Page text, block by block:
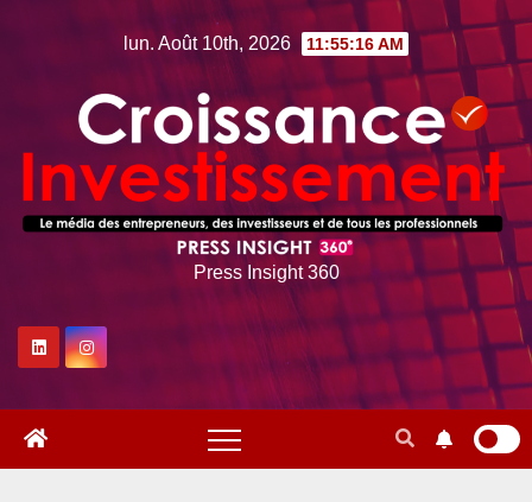
lun. Août 10th, 2026 11:55:17 AM
Press Insight 360